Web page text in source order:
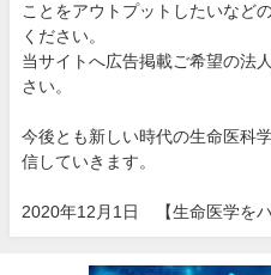
ことをアウトプットしたいなど
ください。
当サイトへ広告掲載ご希望の法
さい。
今後とも新しい時代の生命医科
信していきます。
2020年12月1日 【生命医学を